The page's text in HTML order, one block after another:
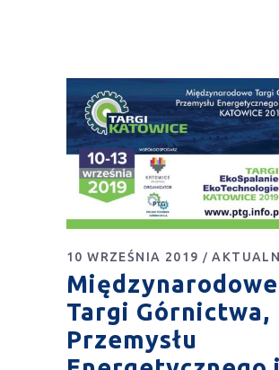
10 WRZEŚNIA 2019
Międzynarodowe
Targi Górnictwa,
Przemysłu